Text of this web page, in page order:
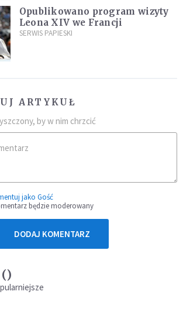
Opublikowano program wizyty
Leona XIV we Francji
SERWIS PAPIESKI
ARTYKUŁ
by w nim chrzcić
jako Gość
będzie moderowany
DODAJ KOMENTARZ
)